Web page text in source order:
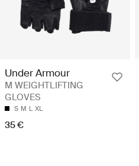
Under Armour
M WEIGHTLIFTING
GLOVES
S M L XL
35 €